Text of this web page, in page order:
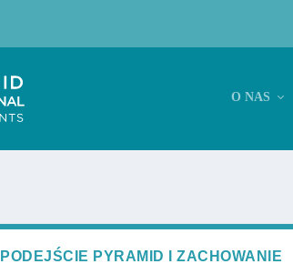
O NAS
PODEJŚCIE PYRAMID I ZACHOWANIE